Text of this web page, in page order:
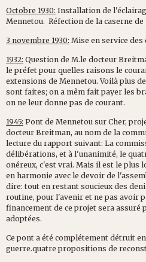
Octobre 1930: Installation de
Mennetou. Réfection de la caserne
3 novembre 1930: Mise en service
1932: Question de M.le docteur
le préfet pour quelles raisons le
extensions de Mennetou. Voilà plus
sont faites; on a mêm fait payer les
on ne leur donne pas de courant.
1945: Pont de Mennetou sur Cher,
docteur Breitman, au nom de la
lecture du rapport suivant: La
délibérations, et à l'unanimité, le
onéreux, c'est vrai. Mais il est le plus
en harmonie avec le devoir de
dire: tout en restant soucieux des
routine, pour l'avenir et ne pas avoir
financement de ce projet sera assuré
adoptées.
Ce pont a été complétement détruit
guerre.quatre propositions de